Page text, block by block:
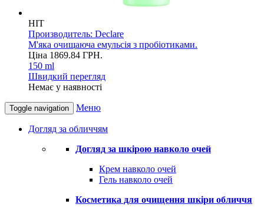
HIT
Производитель: Declare
М'яка очищаюча емульсія з пробіотиками.
Ціна 1869.84 ГРН.
150 ml
Швидкий перегляд
Немає у наявності
Toggle navigation Меню
Догляд за обличчям
Догляд за шкірою навколо очей
Крем навколо очей
Гель навколо очей
Косметика для очищення шкіри обличчя